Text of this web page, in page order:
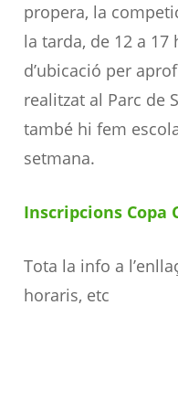
propera, la
la tarda, de 12 a
d’ubicació per
realitzat al Parc de
també hi fem
setmana.
Inscripcions Copa
Tota la info a
horaris, etc